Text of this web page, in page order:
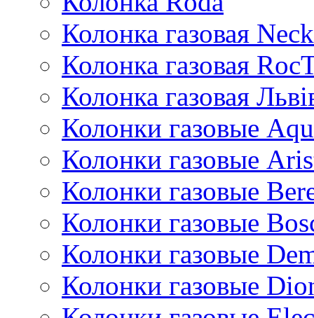
Колонка газовая
Колонка газовая
Колонка газовая
Колонки газовые
Колонки газовые
Колонки газовые
Колонки газовые
Колонки газовые
Колонки газовые